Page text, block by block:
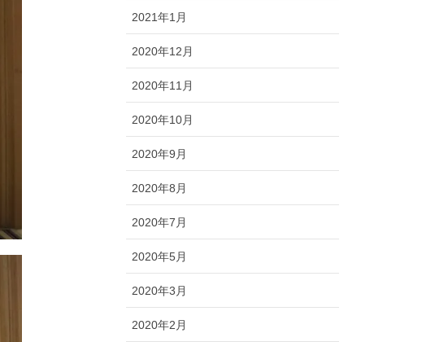
2021年1月
2020年12月
2020年11月
2020年10月
2020年9月
2020年8月
2020年7月
2020年5月
2020年3月
2020年2月